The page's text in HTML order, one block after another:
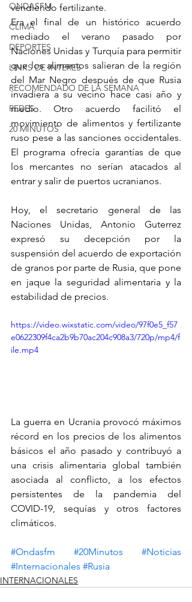
ONDASFM
CLIMA
DEPORTES
LINKS DE INTERES
RECOMENDADO DE LA SEMANA
REDES
20 MINUTOS
vendiendo fertilizante.
Era el final de un histórico acuerdo
mediado el verano pasado por
Naciones Unidas y Turquía para permitir
que los alimentos salieran de la región
del Mar Negro después de que Rusia
invadiera a su vecino hace casi año y
medio. Otro acuerdo facilitó el
movimiento de alimentos y fertilizante
ruso pese a las sanciones occidentales.
El programa ofrecía garantías de que
los mercantes no serían atacados al
entrar y salir de puertos ucranianos.
Hoy, el secretario general de las
Naciones Unidas, Antonio Guterrez
expresó su decepción por la
suspensión del acuerdo de exportación
de granos por parte de Rusia, que pone
en jaque la seguridad alimentaria y la
estabilidad de precios.
https://video.wixstatic.com/video/97f0e5_f57
e0622309f4ca2b9b70ac204c908a3/720p/mp4/f
ile.mp4
La guerra en Ucrania provocó máximos
récord en los precios de los alimentos
básicos el año pasado y contribuyó a
una crisis alimentaria global también
asociada al conflicto, a los efectos
persistentes de la pandemia del
COVID-19, sequías y otros factores
climáticos.
#Ondasfm #20Minutos
#Noticias
#Internacionales #Rusia
INTERNACIONALES